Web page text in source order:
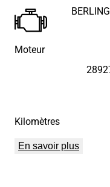
Moteur
Kilomètres
En savoir plus